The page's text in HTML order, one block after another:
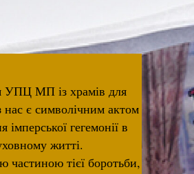
УПЦ МП із храмів для
нас є символічним актом
імперської гегемонії в
житті.
частиною тієї боротьби,